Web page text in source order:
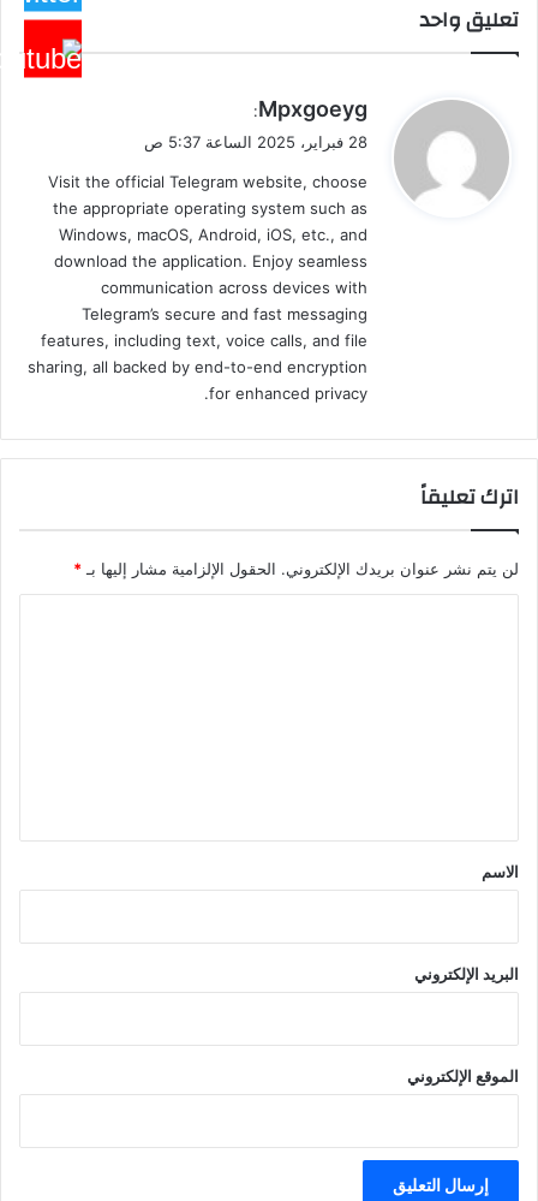
تعليق واحد
ي
ق
ل
Mpxgoeyg
:
28 فبراير، 2025 الساعة 5:37 ص
Visit the official Telegram website, choose
the appropriate operating system such as
Windows, macOS, Android, iOS, etc., and
download the application. Enjoy seamless
communication across devices with
Telegram’s secure and fast messaging
features, including text, voice calls, and file
sharing, all backed by end-to-end encryption
for enhanced privacy.
اترك تعليقاً
لن يتم نشر عنوان بريدك الإلكتروني. الحقول الإلزامية مشار إليها بـ*
*
الاسم
البريد الإلكتروني
الموقع الإلكتروني